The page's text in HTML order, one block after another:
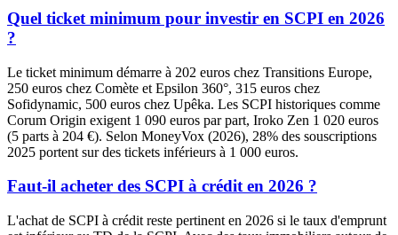
Quel ticket minimum pour investir en SCPI en 2026
?
Le ticket minimum démarre à 202 euros chez Transitions Europe,
250 euros chez Comète et Epsilon 360°, 315 euros chez
Sofidynamic, 500 euros chez Upêka. Les SCPI historiques comme
Corum Origin exigent 1 090 euros par part, Iroko Zen 1 020 euros
(5 parts à 204 €). Selon MoneyVox (2026), 28% des souscriptions
2025 portent sur des tickets inférieurs à 1 000 euros.
Faut-il acheter des SCPI à crédit en 2026 ?
L'achat de SCPI à crédit reste pertinent en 2026 si le taux d'emprunt